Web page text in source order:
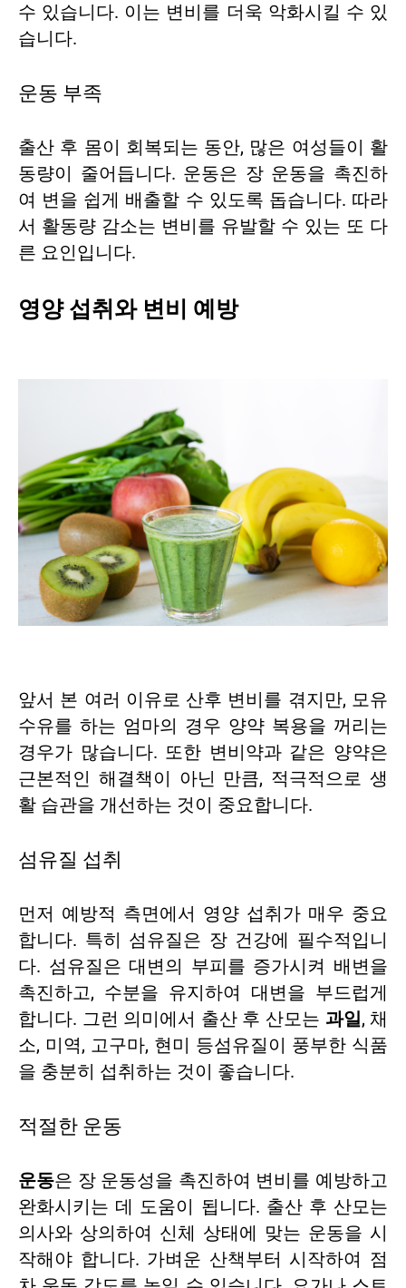
수 있습니다. 이는 변비를 더욱 악화시킬 수 있
습니다.
운동 부족
출산 후 몸이 회복되는 동안, 많은 여성들이 활
동량이 줄어듭니다. 운동은 장 운동을 촉진하
여 변을 쉽게 배출할 수 있도록 돕습니다. 따라
서 활동량 감소는 변비를 유발할 수 있는 또 다
른 요인입니다.
영양 섭취와 변비 예방
앞서 본 여러 이유로 산후 변비를 겪지만, 모유
수유를 하는 엄마의 경우 양약 복용을 꺼리는
경우가 많습니다. 또한 변비약과 같은 양약은
근본적인 해결책이 아닌 만큼, 적극적으로 생
활 습관을 개선하는 것이 중요합니다.
섬유질 섭취
먼저 예방적 측면에서 영양 섭취가 매우 중요
합니다. 특히 섬유질은 장 건강에 필수적입니
다. 섬유질은 대변의 부피를 증가시켜 배변을
촉진하고, 수분을 유지하여 대변을 부드럽게
합니다. 그런 의미에서 출산 후 산모는 과일, 채
소, 미역, 고구마, 현미 등섬유질이 풍부한 식품
을 충분히 섭취하는 것이 좋습니다.
적절한 운동
운동은 장 운동성을 촉진하여 변비를 예방하고
완화시키는 데 도움이 됩니다. 출산 후 산모는
의사와 상의하여 신체 상태에 맞는 운동을 시
작해야 합니다. 가벼운 산책부터 시작하여 점